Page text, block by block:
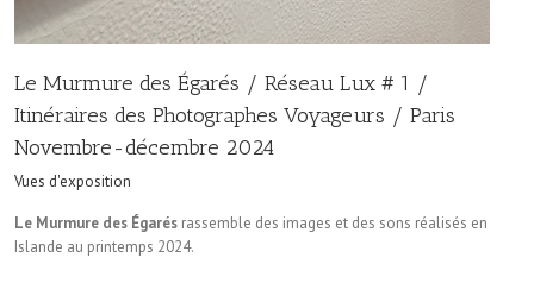
Le Murmure des Égarés / Réseau Lux # 1 /
Itinéraires des Photographes Voyageurs / Paris
Novembre-décembre 2024
Vues d'exposition
Le Murmure des Égarés rassemble des images et des sons réalisés en
Islande au printemps 2024.